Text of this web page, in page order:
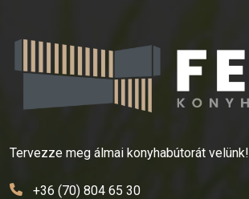
Tervezze meg álmai konyhabútorát velünk!
+36 (70) 804 65 30